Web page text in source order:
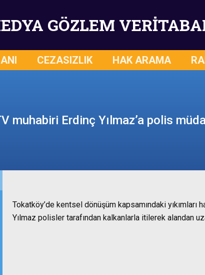
GÖZLEM
CEZASIZLIK HAK ARAMA
muhabiri Erdinç Yılmaz’a polis
Tokatköy’de kentsel dönüşüm kapsamındaki
Yılmaz polisler tarafından kalkanlarla itilerek alandan